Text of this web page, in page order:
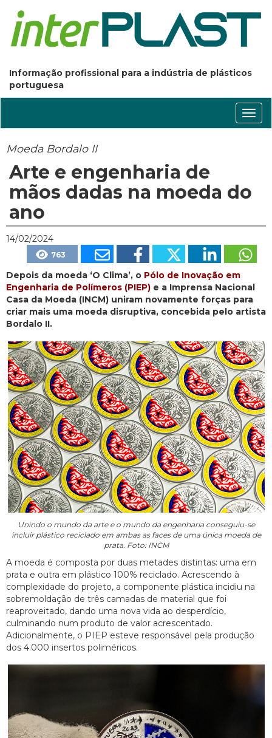
Informação profissional para a indústria de plásticos
portuguesa
Moeda Bordalo II
Arte e engenharia de
mãos dadas na moeda do
ano
14/02/2024
763
Depois da moeda ‘O Clima’, o Pólo de Inovação em
Engenharia de Polímeros (PIEP) e a Imprensa Nacional
Casa da Moeda (INCM) uniram novamente forças para
criar mais uma moeda disruptiva, concebida pelo artista
Bordalo II.
Unindo o mundo da arte e o mundo da engenharia conseguiu-se
incluir plástico reciclado em ambas as faces de uma única moeda de
prata. Foto: INCM
A moeda é composta por duas metades distintas: uma em
prata e outra em plástico 100% reciclado. Acrescendo à
complexidade do projeto, a componente plástica incidiu na
sobremoldação de três camadas de material que foi
reaproveitado, dando uma nova vida ao desperdício,
culminando num produto de valor acrescentado.
Adicionalmente, o PIEP esteve responsável pela produção
dos 4.000 insertos poliméricos.